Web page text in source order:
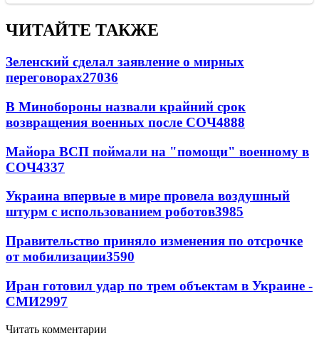
ЧИТАЙТЕ ТАКЖЕ
Зеленский сделал заявление о мирных
переговорах27036
В Минобороны назвали крайний срок
возвращения военных после СОЧ4888
Майора ВСП поймали на "помощи" военному в
СОЧ4337
Украина впервые в мире провела воздушный
штурм с использованием роботов3985
Правительство приняло изменения по отсрочке
от мобилизации3590
Иран готовил удар по трем объектам в Украине -
СМИ2997
Читать комментарии